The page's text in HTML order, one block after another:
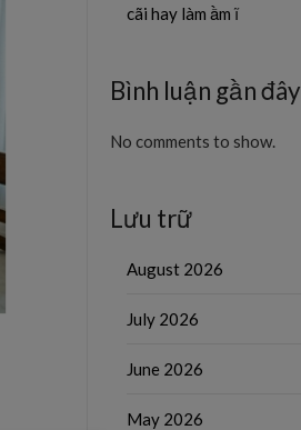
cãi hay làm ầm ĩ
Bình luận gần đây
No comments to show.
Lưu trữ
August 2026
July 2026
June 2026
May 2026